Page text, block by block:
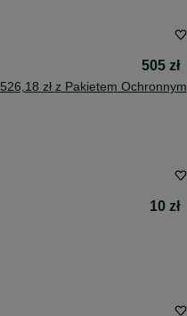
505 zł
526,18 zł z Pakietem Ochronnym
10 zł